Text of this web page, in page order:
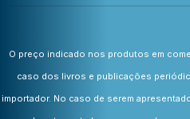
O preço indicado nos produtos em
caso dos livros e publicações
importador. No caso de serem